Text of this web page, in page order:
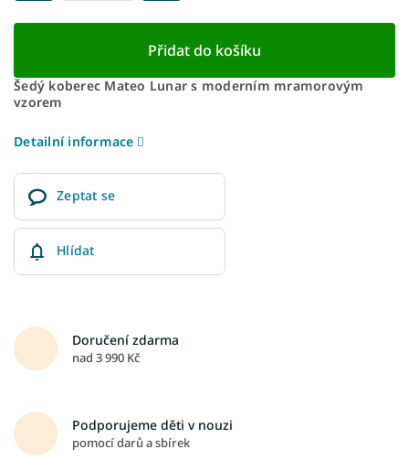
Přidat do košíku
Šedý koberec Mateo Lunar s moderním mramorovým
vzorem
Detailní informace
Zeptat se
Hlídat
Doručení zdarma
nad 3 990 Kč
Podporujeme děti v nouzi
pomocí darů a sbírek